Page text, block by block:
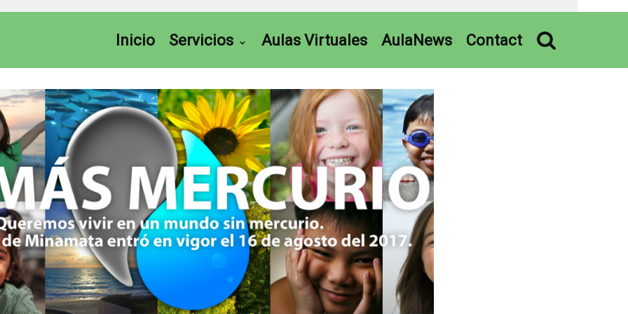
Inicio Servicios Aulas Virtuales AulaNews Contact